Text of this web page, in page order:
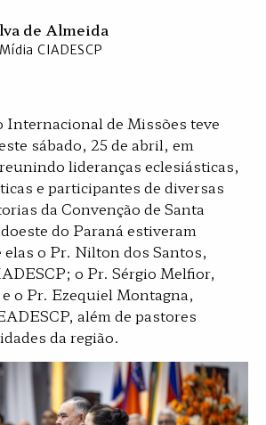
de Almeida
CIADESCP
Internacional de Missões teve
sábado, 25 de abril, em
lideranças eclesiásticas,
e participantes de diversas
da Convenção de Santa
do Paraná estiveram
o Pr. Nilton dos Santos,
o Pr. Sérgio Melfior,
o Pr. Ezequiel Montagna,
além de pastores
da região.